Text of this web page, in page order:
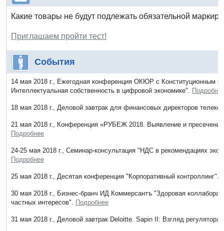
Какие товары не будут подлежать обязательной
Приглашаем пройти тест!
События
14 мая 2018 г., Ежегодная конференция ОКЮР с Конституционным
Интеллектуальная собственность в цифровой экономике".
18 мая 2018 г., Деловой завтрак для финансовых директоров
21 мая 2018 г., Конференция «РУБЕЖ 2018. Выявление и
Подробнее
24-25 мая 2018 г., Семинар-консультация "НДС в рекомендациях
Подробнее
25 мая 2018 г., Десятая конференция "Корпоративный контроллинг".
30 мая 2018 г., Бизнес-бранч ИД Коммерсантъ "Здоровая
частных интересов". Подробнее
31 мая 2018 г., Деловой завтрак Deloitte. Sapin II: Взгляд